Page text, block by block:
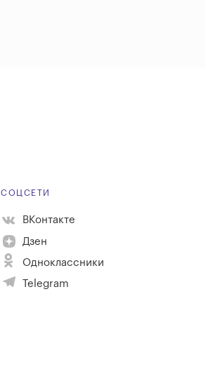
СОЦСЕТИ
ВКонтакте
Дзен
Одноклассники
Telegram